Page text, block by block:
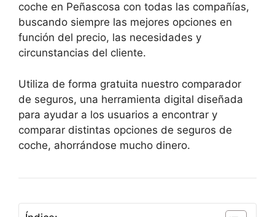
coche en Peñascosa con todas las compañías,
buscando siempre las mejores opciones en
función del precio, las necesidades y
circunstancias del cliente.
Utiliza de forma gratuita nuestro comparador
de seguros, una herramienta digital diseñada
para ayudar a los usuarios a encontrar y
comparar distintas opciones de seguros de
coche, ahorrándose mucho dinero.